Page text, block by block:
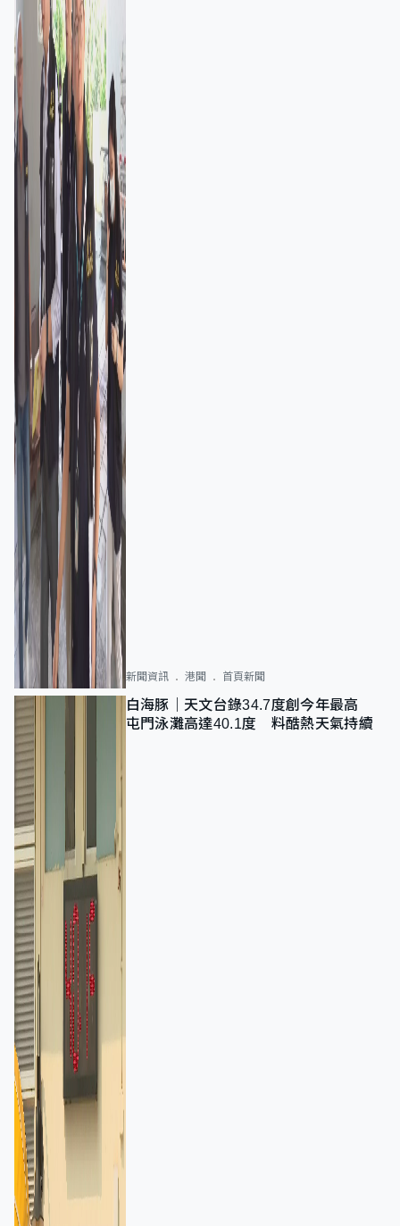
新聞資訊 港聞 首頁新聞
白海豚｜天文台錄34.7度創今年最高
屯門泳灘高達40.1度 料酷熱天氣持續